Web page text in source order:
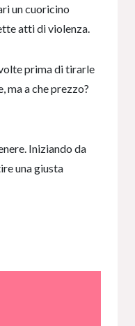
un cuoricino
atti di violenza.
prima di tirarle
ma a che prezzo?
Iniziando da
una giusta